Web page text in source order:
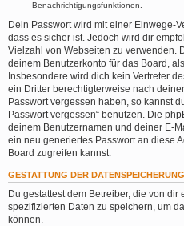
Benachrichtigungsfunktionen.
Dein Passwort wird mit einer Einwege-
dass es sicher ist. Jedoch wird dir
Vielzahl von Webseiten zu verwenden.
deinem Benutzerkonto für das Board,
Insbesondere wird dich kein Vertreter
ein Dritter berechtigterweise nach
Passwort vergessen haben, so kannst
Passwort vergessen“ benutzen. Die
deinem Benutzernamen und deiner E-
ein neu generiertes Passwort an diese
Board zugreifen kannst.
GESTATTUNG DER DATENSPEICHERUNG
Du gestattest dem Betreiber, die von
spezifizierten Daten zu speichern, um
können.